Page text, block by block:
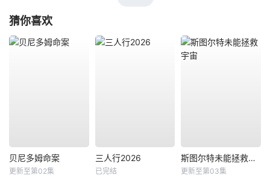
猜你喜欢
贝尼多姆命案
更新至第02集
三人行2026
已完结
斯图尔特未能拯救宇宙
更新至第03集